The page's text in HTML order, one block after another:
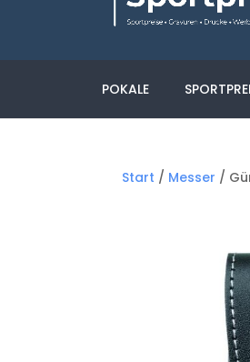
POKALE
Start / Messer /